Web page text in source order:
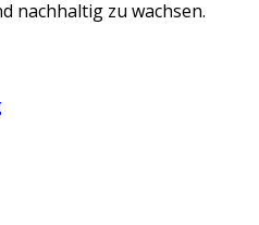
nachhaltig zu wachsen.